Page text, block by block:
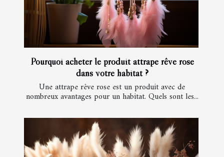
Pourquoi acheter le produit attrape rêve rose
dans votre habitat ?
Une attrape rêve rose est un produit avec de
nombreux avantages pour un habitat. Quels sont les...